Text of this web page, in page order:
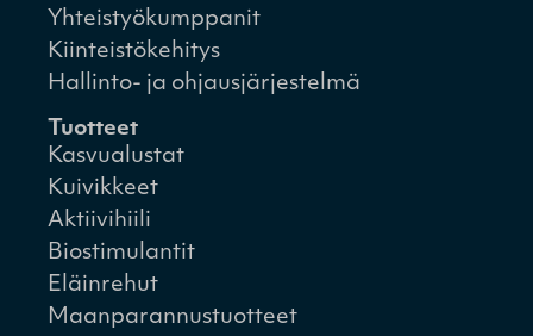
Yhteistyökumppanit
Kiinteistökehitys
Hallinto- ja ohjausjärjestelmä
Tuotteet
Kasvualustat
Kuivikkeet
Aktiivihiili
Biostimulantit
Eläinrehut
Maanparannustuotteet